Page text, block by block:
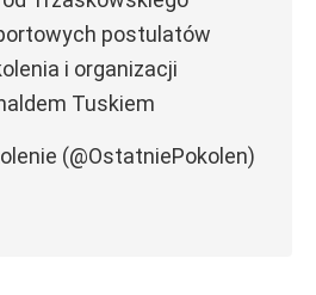
postulatów
i organizacji
Tuskiem
(@OstatniePokolen)